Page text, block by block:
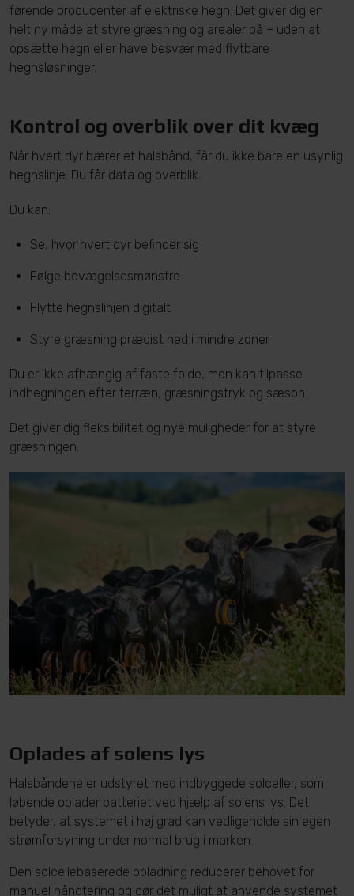
førende producenter af elektriske hegn. Det giver dig en
helt ny måde at styre græsning og arealer på – uden at
opsætte hegn eller have besvær med flytbare
hegnsløsninger.
Kontrol og overblik over dit kvæg
Når hvert dyr bærer et halsbånd, får du ikke bare en usynlig
hegnslinje. Du får data og overblik.
Du kan:
Se, hvor hvert dyr befinder sig
Følge bevægelsesmønstre
Flytte hegnslinjen digitalt
Styre græsning præcist ned i mindre zoner
Du er ikke afhængig af faste folde, men kan tilpasse
indhegningen efter terræn, græsningstryk og sæson.
Det giver dig fleksibilitet og nye muligheder for at styre
græsningen.
Oplades af solens lys
Halsbåndene er udstyret med indbyggede solceller, som
løbende oplader batteriet ved hjælp af solens lys. Det
betyder, at systemet i høj grad kan vedligeholde sin egen
strømforsyning under normal brug i marken.
Den solcellebaserede opladning reducerer behovet for
manuel håndtering og gør det muligt at anvende systemet